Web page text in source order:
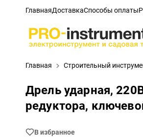
ГлавнаяДоставкаСпособы оплаты
Главная Строительный
Дрель ударная,
редуктора,
В избранное